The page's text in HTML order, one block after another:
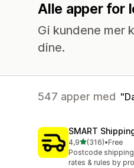
Alle apper for
Gi kundene mer
dine.
547 apper med
SMART
4,9av 5 stjerner
(316)
Totalt 316 omtaler
•Free
Postcode
rates & rules by